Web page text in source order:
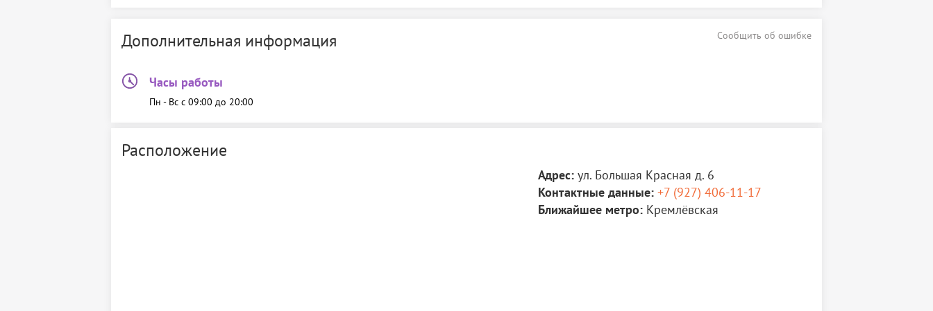
Сообщить об ошибке
Дополнительная информация
Часы работы
Пн - Вс c 09:00 до 20:00
Расположение
Адрес: ул. Большая Красная д. 6
Контактные данные: +7 (927) 406-11-17
Ближайшее метро: Кремлёвская